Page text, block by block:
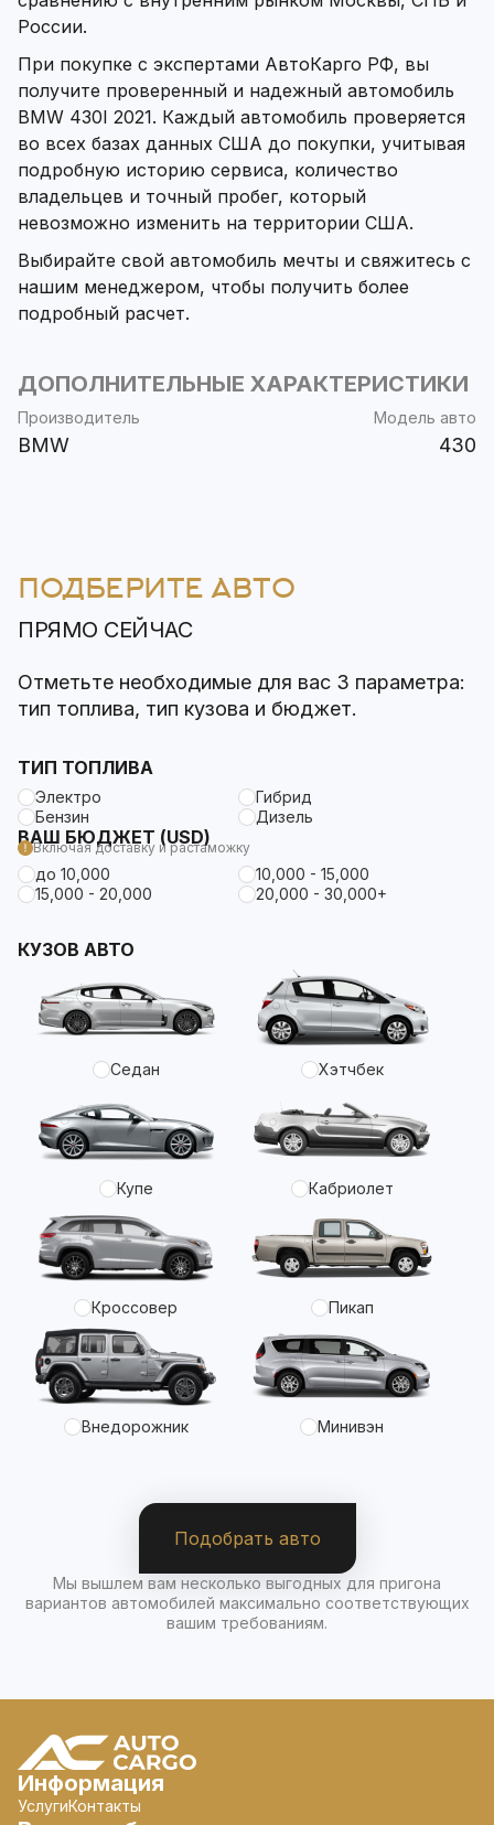
России.
При покупке с экспертами АвтоКарго РФ, вы
получите проверенный и надежный автомобиль
BMW 430I 2021. Каждый автомобиль проверяется
во всех базах данных США до покупки, учитывая
подробную историю сервиса, количество
владельцев и точный пробег, который
невозможно изменить на территории США.
Выбирайте свой автомобиль мечты и свяжитесь с
нашим менеджером, чтобы получить более
подробный расчет.
ДОПОЛНИТЕЛЬНЫЕ ХАРАКТЕРИСТИКИ
Производитель
BMW
Модель авто
430
ПОДБЕРИТЕ АВТО
ПРЯМО СЕЙЧАС
Отметьте необходимые для вас 3 параметра:
тип топлива, тип кузова и бюджет.
ТИП ТОПЛИВА
Электро
Гибрид
Бензин
Дизель
ВАШ БЮДЖЕТ (USD)
Включая доставку и растаможку
до 10,000
10,000 - 15,000
15,000 - 20,000
20,000 - 30,000+
КУЗОВ АВТО
Седан Хэтчбек
Купе Кабриолет
Кроссовер Пикап
Внедорожник Минивэн
Подобрать авто
Мы вышлем вам несколько выгодных для пригона
вариантов автомобилей максимально соответствующих
вашим требованиям.
Информация
УслугиКонтакты